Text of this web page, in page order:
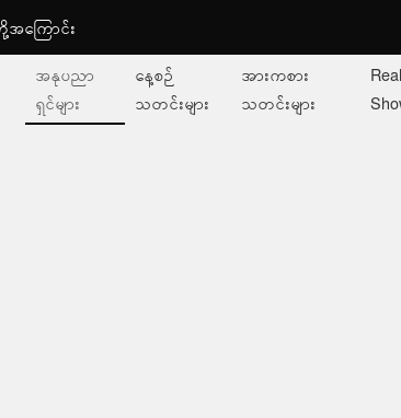
ကြောင်း
အနုပညာ
ရှင်များ
နေ့စဉ်
သတင်းများ
အားကစား
သတင်းများ